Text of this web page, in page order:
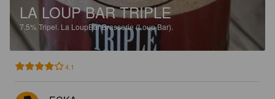
LA LOUP BAR TRIPLE
7.5% Tripel. La LoupBar Brasserie (Loup Bar).
4.1